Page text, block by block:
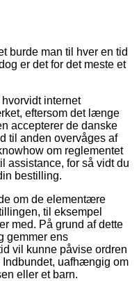
burde man til hver en tid
er det for det meste et
internet
eftersom det længe
accepterer de danske
til anden overvåges af
om reglementet
assistance, for så vidt du
bestilling.
om de elementære
til eksempel
med. På grund af dette
gemmer ens
vil kunne påvise ordren
Indbundet, uafhængig om
eller et barn.